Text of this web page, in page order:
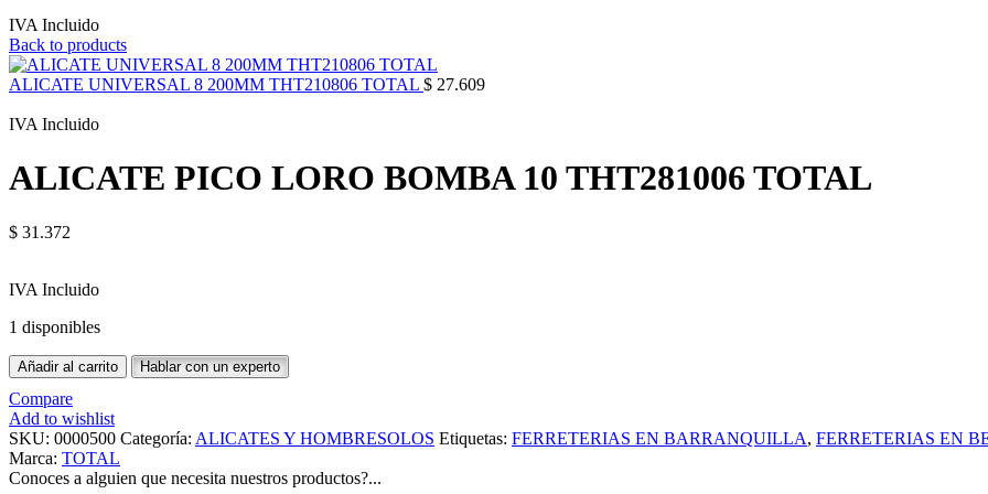
IVA Incluido
Back to products
ALICATE UNIVERSAL 8 200MM THT210806 TOTAL $ 27.609
IVA Incluido
ALICATE PICO LORO BOMBA 10 THT281006 TOTAL
$ 31.372
IVA Incluido
1 disponibles
Añadir al carrito Hablar con un experto
Compare
Add to wishlist
SKU: 0000500 Categoría: ALICATES Y HOMBRESOLOS Etiquetas: FERRETERIAS EN BARRANQUILLA, FERRETERIAS EN
Marca: TOTAL
Conoces a alguien que necesita nuestros productos?...